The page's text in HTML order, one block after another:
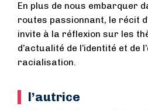
En plus de nous embarquer
routes passionnant, le récit
invite à la réflexion sur les
d’actualité de l’identité et de
racialisation.
l’autrice